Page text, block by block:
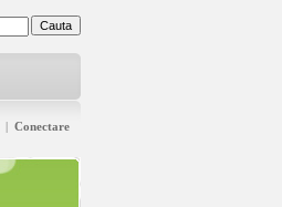
| Conectare